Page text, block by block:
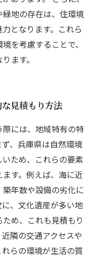
地の存在は、住環境
となります。これら
を考慮することで、
ます。
見積もり方法
には、地域特有の特
、兵庫県は自然環境
ため、これらの要素
す。例えば、海に近
年数や設備の劣化に
、文化遺産が多い地
め、これも見積もり
隣の交通アクセスや
らの環境が生活の質